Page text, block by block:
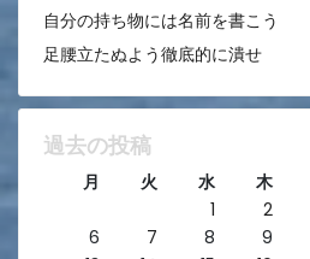
自分の持ち物には名前を書こう
足腰立たぬよう徹底的に潰せ
過去の投稿
月 火 水 木
1
2
6
7 8 9